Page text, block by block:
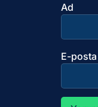
Ad
E-posta